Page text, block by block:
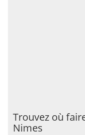
Trouvez où
Nimes